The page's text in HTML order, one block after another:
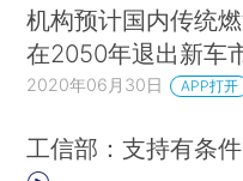
机构预计国内传统
在2050年退出新车
2020年06月30日 APP打开
工信部：支持有条